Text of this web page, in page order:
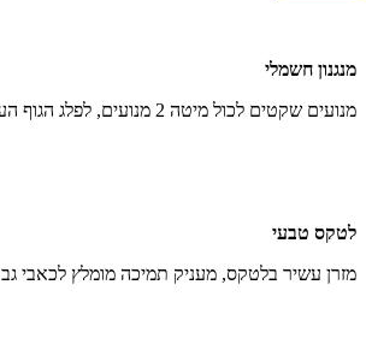
מנגנון חשמלי
מנועים שקטים לכול מיטה 2 מנועים, לפלג הגוף העליון, ולתחתון.
לטקס טבעי
מזרן עשיר בלטקס, מעניק תמיכה מומלץ לכאבי גב